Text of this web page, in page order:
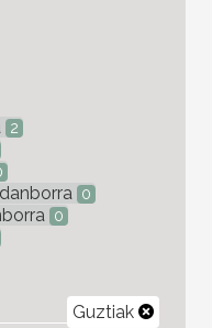
2
0
0
Guztiak